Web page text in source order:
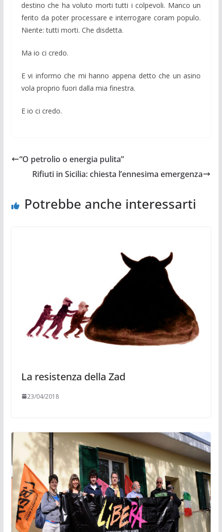
destino che ha voluto morti tutti i colpevoli. Manco un
ferito da poter processare e interrogare coram populo.
Niente: tutti morti. Che disdetta.
Ma io ci credo.
E vi informo che mi hanno appena detto che un asino
vola proprio fuori dalla mia finestra.
E io ci credo.
“O petrolio o energia pulita”
Rifiuti in Sicilia: chiesta l’ennesima emergenza
Potrebbe anche interessarti
La resistenza della Zad
23/04/2018